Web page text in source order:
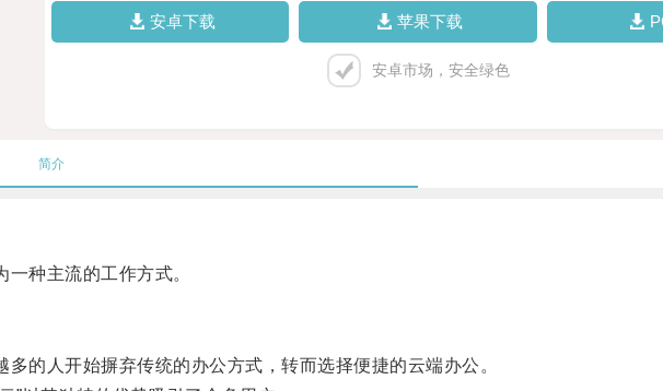
安卓下载 苹果下载
安卓市场，安全绿色
简介
种主流的工作方式。
的人开始摒弃传统的办公方式，转而选择便捷的云端办公。